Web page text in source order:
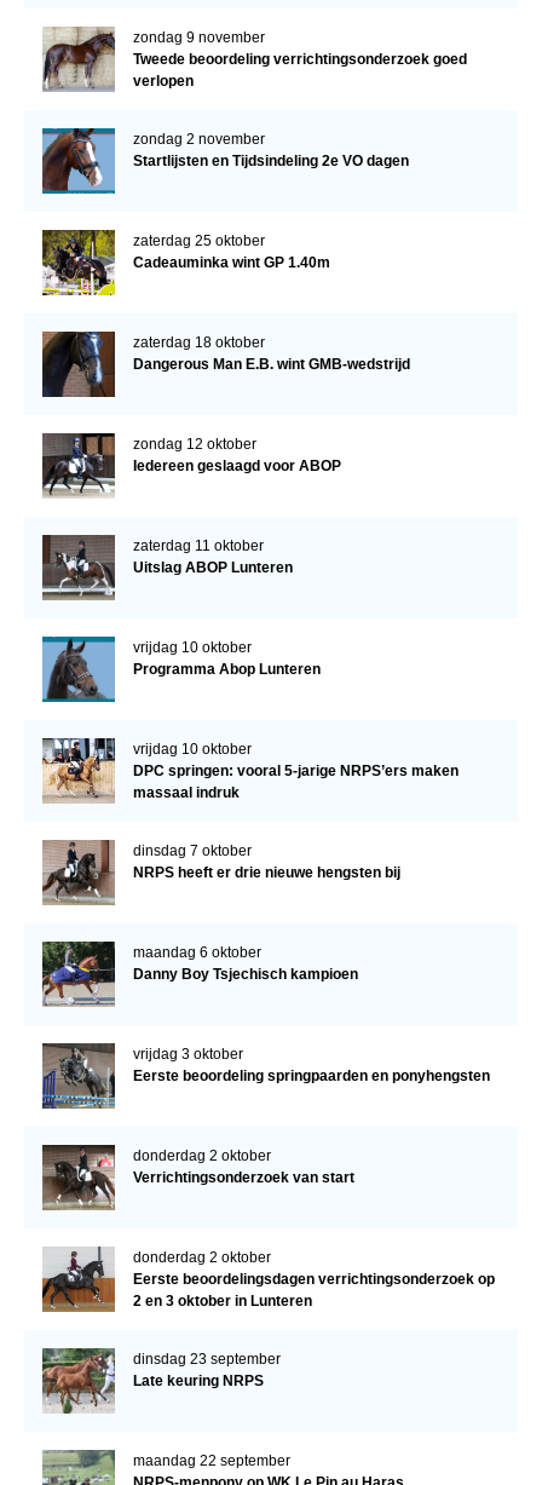
zondag 9 november
Tweede beoordeling verrichtingsonderzoek goed
verlopen
zondag 2 november
Startlijsten en Tijdsindeling 2e VO dagen
zaterdag 25 oktober
Cadeauminka wint GP 1.40m
zaterdag 18 oktober
Dangerous Man E.B. wint GMB-wedstrijd
zondag 12 oktober
Iedereen geslaagd voor ABOP
zaterdag 11 oktober
Uitslag ABOP Lunteren
vrijdag 10 oktober
Programma Abop Lunteren
vrijdag 10 oktober
DPC springen: vooral 5-jarige NRPS’ers maken
massaal indruk
dinsdag 7 oktober
NRPS heeft er drie nieuwe hengsten bij
maandag 6 oktober
Danny Boy Tsjechisch kampioen
vrijdag 3 oktober
Eerste beoordeling springpaarden en ponyhengsten
donderdag 2 oktober
Verrichtingsonderzoek van start
donderdag 2 oktober
Eerste beoordelingsdagen verrichtingsonderzoek op
2 en 3 oktober in Lunteren
dinsdag 23 september
Late keuring NRPS
maandag 22 september